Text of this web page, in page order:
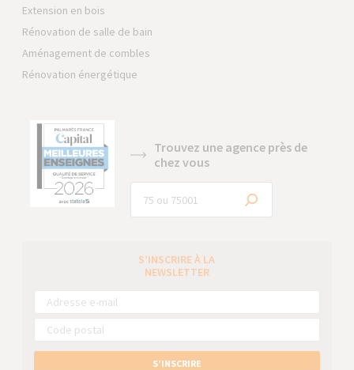
Extension en bois
Rénovation de salle de bain
Aménagement de combles
Rénovation énergétique
Trouvez une agence près de
chez vous
S’INSCRIRE À LA
NEWSLETTER
S’INSCRIRE